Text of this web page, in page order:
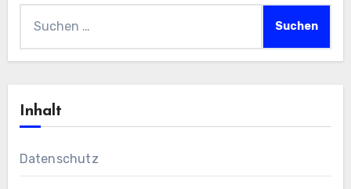
nach:
Inhalt
Datenschutz